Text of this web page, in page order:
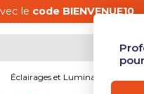
comme les particuliers.
Éclairages et Luminaires